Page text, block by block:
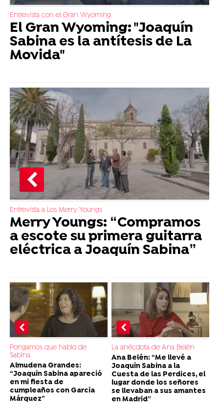
Entrevista con el Gran Wyoming
El Gran Wyoming: "Joaquín
Sabina es la antítesis de La
Movida"
Entrevista a Los Merry Youngs
Merry Youngs: “Compramos
a escote su primera guitarra
eléctrica a Joaquín Sabina”
Pongamos que hablo de
Sabina
Almudena Grandes:
“Joaquín Sabina apareció
en mi fiesta de
cumpleaños con García
Márquez”
La anécdota de Ana Belén
Ana Belén: “Me llevé a
Joaquín Sabina a la
Cuesta de las Perdices, el
lugar donde los señores
se llevaban a sus amantes
en Madrid”